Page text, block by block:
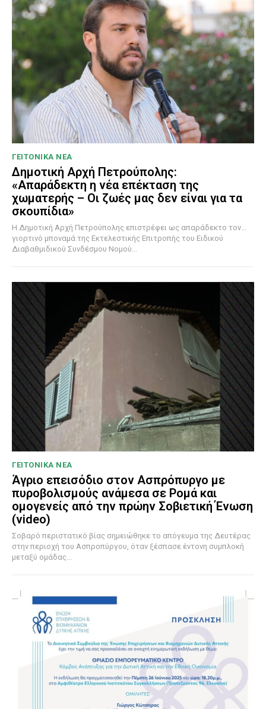
ΓΕΙΤΟΝΙΚΑ ΝΕΑ
Δημοτική Αρχή Πετρούπολης:
«Απαράδεκτη η νέα επέκταση της
χωματερής – Οι ζωές μας δεν είναι για τα
σκουπίδια»
Η Δημοτική Αρχή Πετρούπολης επιστρέφει ως απαράδεκτο τον…
γιορτινό μποναμά της Εκτελεστικής Επιτροπής του Ειδικού
Διαβαθμιδικού Συνδέσμου Νομού...
ΓΕΙΤΟΝΙΚΑ ΝΕΑ
Άγριο επεισόδιο στον Ασπρόπυργο με
πυροβολισμούς ανάμεσα σε Ρομά και
ομογενείς από την πρώην Σοβιετική Ένωση
(video)
Σοβαρό περιστατικό βίας σημειώθηκε το απόγευμα της Δευτέρας
στην περιοχή του Ασπροπύργου, όταν ξέσπασε έντονη συμπλοκή
μεταξύ ομάδας...